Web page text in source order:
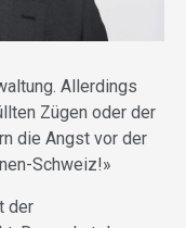
Allerdings
Zügen oder der
die Angst vor der
Schweiz!»
der